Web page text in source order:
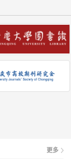
更多